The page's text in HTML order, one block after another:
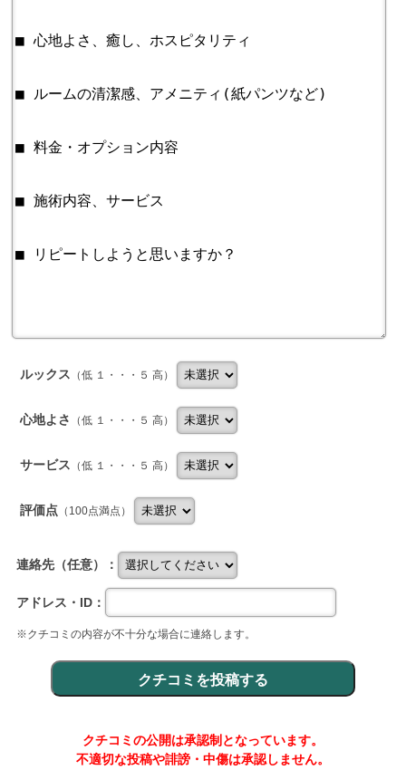
ルックス （低 １・・・５ 高）
心地よさ （低 １・・・５ 高）
サービス （低 １・・・５ 高）
評価点 （100点満点）
連絡先（任意）：
アドレス・ID：
※クチコミの内容が不十分な場合に連絡します。
クチコミの公開は承認制となっています。
不適切な投稿や誹謗・中傷は承認しません。